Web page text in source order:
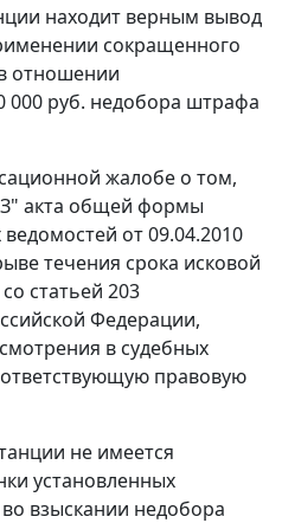
находит верным вывод
сокращенного
отношении
руб. недобора штрафа
жалобе о том,
акта общей формы
от 09.04.2010
течения срока исковой
статьей 203
Федерации,
в судебных
правовую
не имеется
установленных
взыскании недобора